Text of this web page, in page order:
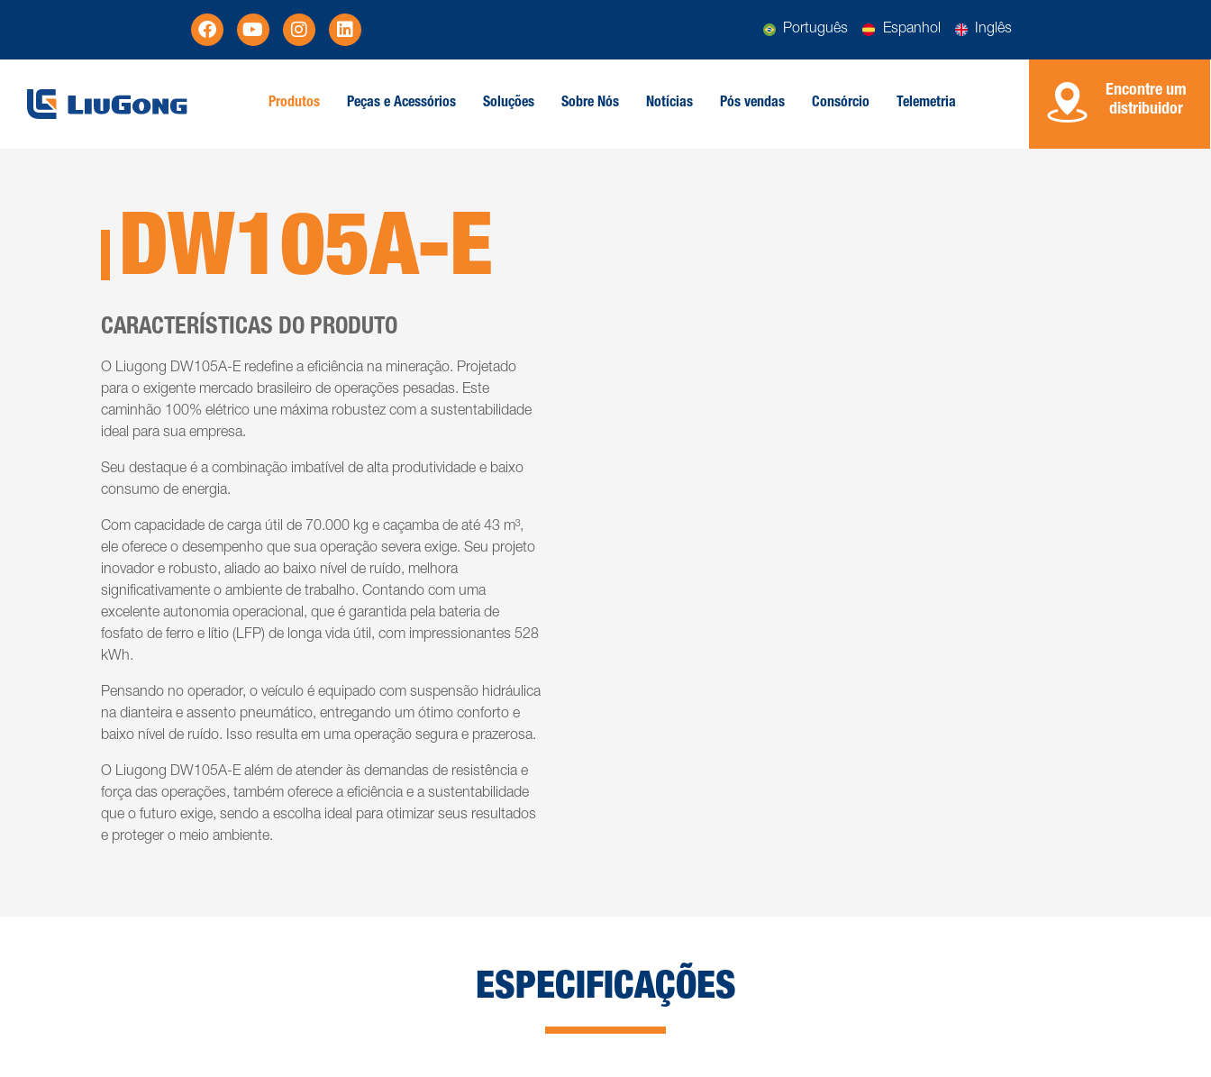
Português Espanhol Inglês
Produtos Peças e Acessórios Soluções Sobre Nós Notícias Pós vendas Consórcio Telemetria
Encontre um
distribuidor
DW105A-E
CARACTERÍSTICAS DO PRODUTO
O Liugong DW105A-E redefine a eficiência na mineração. Projetado
para o exigente mercado brasileiro de operações pesadas. Este
caminhão 100% elétrico une máxima robustez com a sustentabilidade
ideal para sua empresa.
Seu destaque é a combinação imbatível de alta produtividade e baixo
consumo de energia.
Com capacidade de carga útil de 70.000 kg e caçamba de até 43 m³,
ele oferece o desempenho que sua operação severa exige. Seu projeto
inovador e robusto, aliado ao baixo nível de ruído, melhora
significativamente o ambiente de trabalho. Contando com uma
excelente autonomia operacional, que é garantida pela bateria de
fosfato de ferro e lítio (LFP) de longa vida útil, com impressionantes 528
kWh.
Pensando no operador, o veículo é equipado com suspensão hidráulica
na dianteira e assento pneumático, entregando um ótimo conforto e
baixo nível de ruído. Isso resulta em uma operação segura e prazerosa.
O Liugong DW105A-E além de atender às demandas de resistência e
força das operações, também oferece a eficiência e a sustentabilidade
que o futuro exige, sendo a escolha ideal para otimizar seus resultados
e proteger o meio ambiente.
ESPECIFICAÇÕES